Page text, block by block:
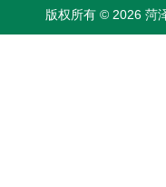
版权所有 © 2026 菏